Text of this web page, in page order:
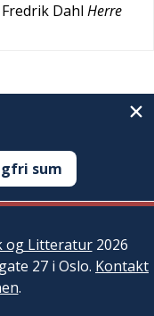
Dahl Herre
sum
og Litteratur2026
27 i Oslo. Kontakt
.